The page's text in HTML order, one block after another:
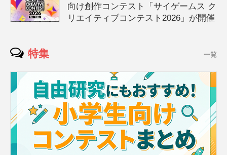
向け創作コンテスト「サイゲームス ク
リエイティブコンテスト2026」が開催
特集 一覧